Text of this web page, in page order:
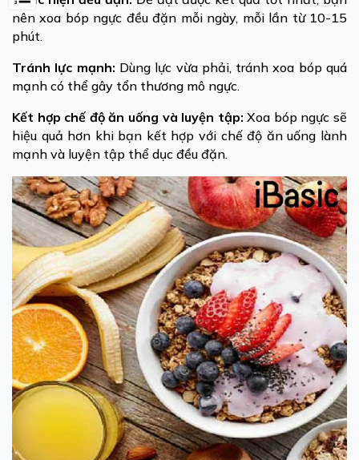
nên xoa bóp ngực đều đặn mỗi ngày, mỗi lần từ 10-15
phút.
Tránh lực mạnh: Dùng lực vừa phải, tránh xoa bóp quá
mạnh có thể gây tổn thương mô ngực.
Kết hợp chế độ ăn uống và luyện tập: Xoa bóp ngực sẽ
hiệu quả hơn khi bạn kết hợp với chế độ ăn uống lành
mạnh và luyện tập thể dục đều đặn.